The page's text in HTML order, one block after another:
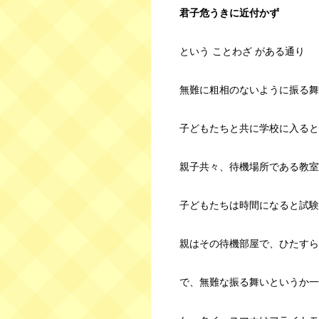
君子危うきに近付かず
という ことわざ がある通り
無難に粗相のないように振る
子どもたちと共に学校に入ると
親子共々、待機場所である教
子どもたちは時間になると試
親はその待機部屋で、ひたす
で、無難な振る舞いというか